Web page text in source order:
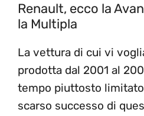
Renault, ecco la
la Multipla
La vettura di cui vi
prodotta dal 2001 al
tempo piuttosto
scarso successo di